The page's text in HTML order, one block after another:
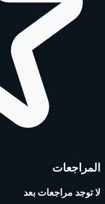
المراجعات
لا توجد مراجعات بعد